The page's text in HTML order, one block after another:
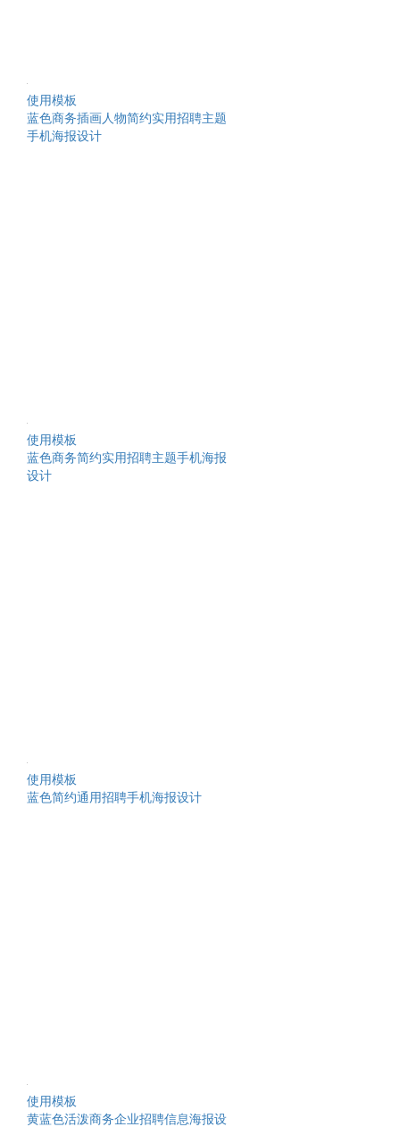
使用模板
蓝色商务插画人物简约实用招聘主题
手机海报设计
使用模板
蓝色商务简约实用招聘主题手机海报
设计
使用模板
蓝色简约通用招聘手机海报设计
使用模板
黄蓝色活泼商务企业招聘信息海报设